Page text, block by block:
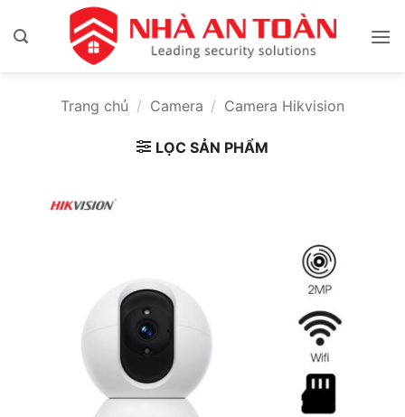
qua
Trang chủ / Camera / Camera Hikvision
LỌC SẢN PHẨM